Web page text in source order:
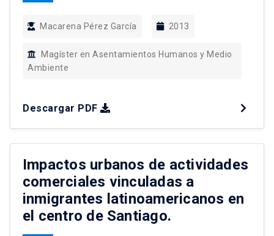
Macarena Pérez García 2013
Magíster en Asentamientos Humanos y Medio
Ambiente
Descargar PDF
Impactos urbanos de actividades
comerciales vinculadas a
inmigrantes latinoamericanos en
el centro de Santiago.